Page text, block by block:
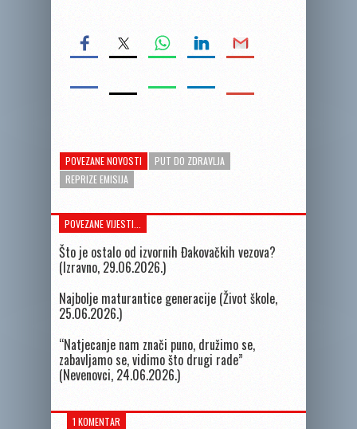
POVEZANE NOVOSTI
PUT DO ZDRAVLJA
REPRIZE EMISIJA
POVEZANE VIJESTI...
Što je ostalo od izvornih Đakovačkih vezova?
(Izravno, 29.06.2026.)
Najbolje maturantice generacije (Život škole,
25.06.2026.)
“Natjecanje nam znači puno, družimo se,
zabavljamo se, vidimo što drugi rade”
(Nevenovci, 24.06.2026.)
1 KOMENTAR